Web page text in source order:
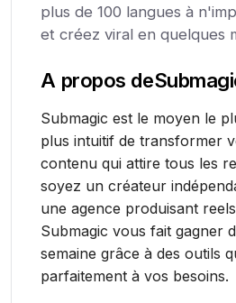
plus de 100 langues à
et créez viral en quelques
A propos de
Submagic est le moyen le
plus intuitif de transformer
contenu qui attire tous les
soyez un créateur
une agence produisant
Submagic vous fait gagner
semaine grâce à des outils
parfaitement à vos besoins.